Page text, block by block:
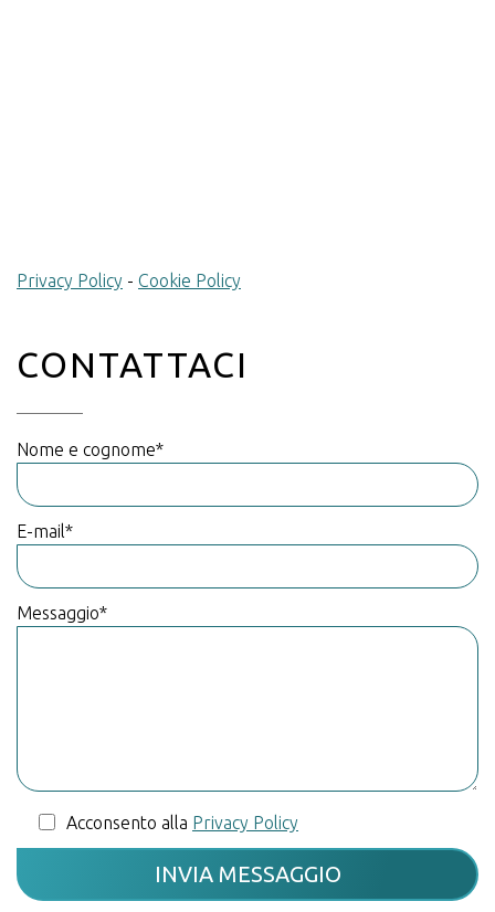
Privacy Policy - Cookie Policy
CONTATTACI
Nome e cognome*
E-mail*
Messaggio*
Acconsento alla Privacy Policy